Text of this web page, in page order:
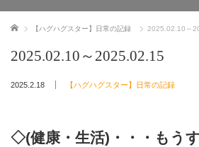
ホーム 【ハグハグスター】日常の記録 2025.02.10～
2025.02.10～2025.02.15
2025.2.18 【ハグハグスター】日常の記録
◇(健康・生活)・・・もう